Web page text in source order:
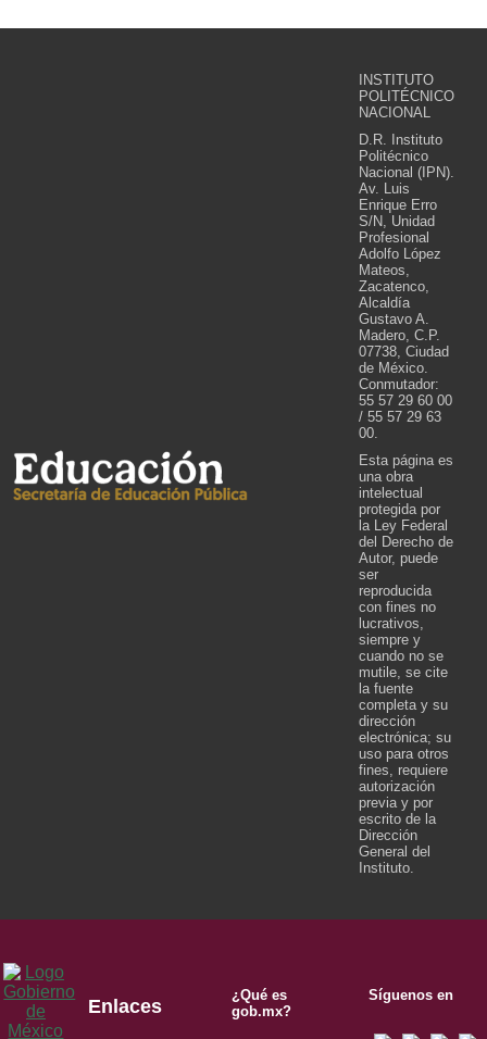
INSTITUTO
POLITÉCNICO
NACIONAL
D.R. Instituto
Politécnico
Nacional (IPN).
Av. Luis
Enrique Erro
S/N, Unidad
Profesional
Adolfo López
Mateos,
Zacatenco,
Alcaldía
Gustavo A.
Madero, C.P.
07738, Ciudad
de México.
Conmutador:
55 57 29 60 00
/ 55 57 29 63
00.
Esta página es
una obra
intelectual
protegida por
la Ley Federal
del Derecho de
Autor, puede
ser
reproducida
con fines no
lucrativos,
siempre y
cuando no se
mutile, se cite
la fuente
completa y su
dirección
electrónica; su
uso para otros
fines, requiere
autorización
previa y por
escrito de la
Dirección
General del
Instituto.
Enlaces
¿Qué es
gob.mx?
Síguenos en